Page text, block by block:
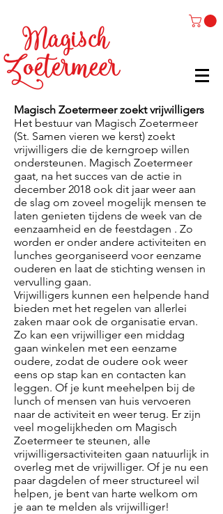
Magisch Zoetermeer zoekt vrijwilligers
Het bestuur van Magisch Zoetermeer
(St. Samen vieren we kerst) zoekt
vrijwilligers die de kerngroep willen
ondersteunen. Magisch Zoetermeer
gaat, na het succes van de actie in
december 2018 ook dit jaar weer aan
de slag om zoveel mogelijk mensen te
laten genieten tijdens de week van de
eenzaamheid en de feestdagen . Zo
worden er onder andere activiteiten en
lunches georganiseerd voor eenzame
ouderen en laat de stichting wensen in
vervulling gaan.
Vrijwilligers kunnen een helpende hand
bieden met het regelen van allerlei
zaken maar ook de organisatie ervan.
Zo kan een vrijwilliger een middag
gaan winkelen met een eenzame
oudere, zodat de oudere ook weer
eens op stap kan en contacten kan
leggen. Of je kunt meehelpen bij de
lunch of mensen van huis vervoeren
naar de activiteit en weer terug. Er zijn
veel mogelijkheden om Magisch
Zoetermeer te steunen, alle
vrijwilligersactiviteiten gaan natuurlijk in
overleg met de vrijwilliger. Of je nu een
paar dagdelen of meer structureel wil
helpen, je bent van harte welkom om
je aan te melden als vrijwilliger!